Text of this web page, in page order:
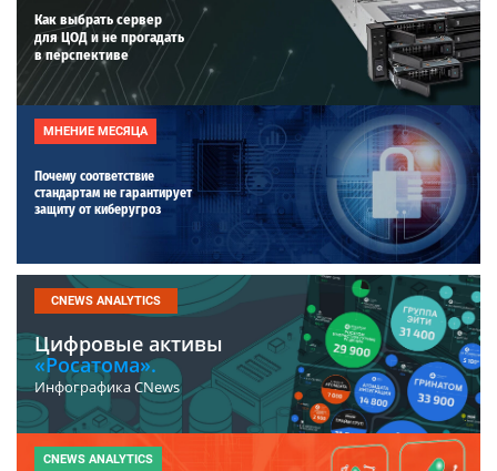
Как выбрать сервер
для ЦОД и не прогадать
в перспективе
МНЕНИЕ МЕСЯЦА
Почему соответствие
стандартам не гарантирует
защиту от киберугроз
CNEWS ANALYTICS
Цифровые активы
«Росатома».
Инфографика CNews
CNEWS ANALYTICS